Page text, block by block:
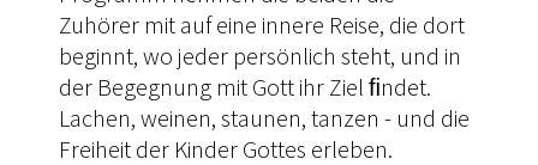
Zuhörer mit auf eine innere Reise, die dort
beginnt, wo jeder persönlich steht, und in
der Begegnung mit Gott ihr Ziel ﬁndet.
Lachen, weinen, staunen, tanzen - und die
Freiheit der Kinder Gottes erleben.